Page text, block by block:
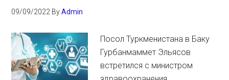
09/09/2022 ByAdmin
Посол Туркменистана в Баку
Гурбанмаммет Эльясов
встретился с министром